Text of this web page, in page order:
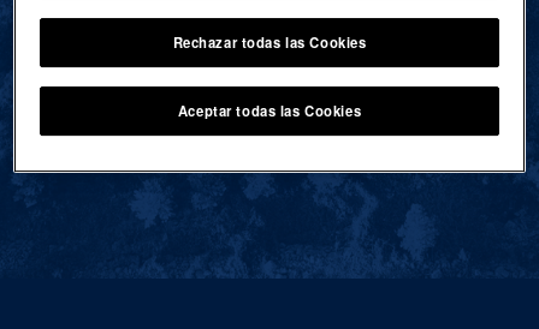
VOLVER AL INICIO
Rechazar todas las Cookies
Aceptar todas las Cookies